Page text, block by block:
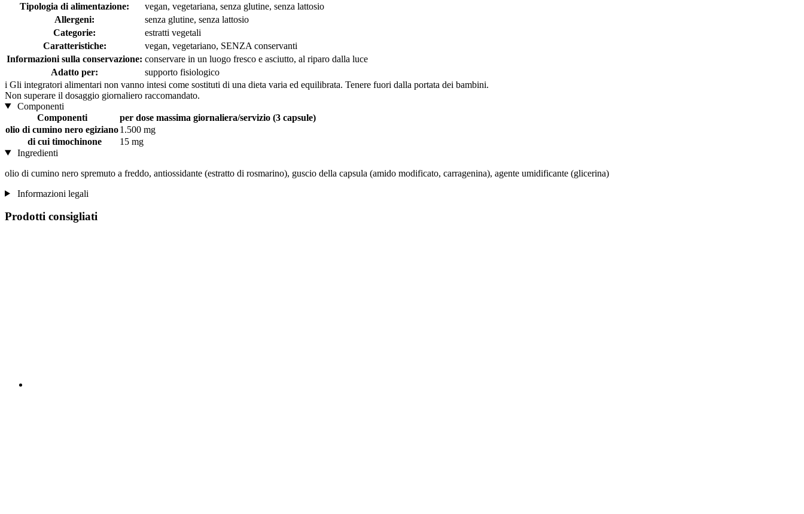
Tipologia di alimentazione:
vegan, vegetariana, senza glutine, senza lattosio
Allergeni:
senza glutine, senza lattosio
Categorie:
estratti vegetali
Caratteristiche:
vegan, vegetariano, SENZA conservanti
Informazioni sulla conservazione: conservare in un luogo fresco e asciutto, al riparo dalla luce
Adatto per:
supporto fisiologico
i Gli integratori alimentari non vanno intesi come sostituti di una dieta varia ed equilibrata. Tenere fuori dalla portata dei bambini.
Non superare il dosaggio giornaliero raccomandato.
Componenti
Componenti
per dose massima giornaliera/servizio (3 capsule)
olio di cumino nero egiziano1.500 mg
di cui timochinone
15 mg
Ingredienti
olio di cumino nero spremuto a freddo, antiossidante (estratto di rosmarino), guscio della capsula (amido modificato, carragenina), agente umidificante (glicerina)
Informazioni legali
Prodotti consigliati